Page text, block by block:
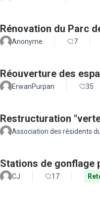
Rénovation du Parc
Anonyme 7
Réouverture des
ErwanPurpan 35
Restructuration
Association des résidents
Stations de gonflage
CJ 17